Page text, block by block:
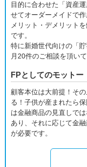
目的に合わせた「資産
せてオーダーメイドで作
メリット・デメリット
です。
特に新婚世代向けの「
月20件のご相談を頂いて
FPとしてのモットー
顧客本位は大前提！そ
る！子供が産まれたら
は金融商品の見直しで
あり、それに応じて金
が必要です。